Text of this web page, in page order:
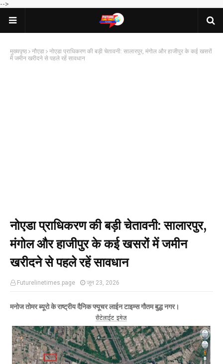
-->
मुख्यपृष्ठ नौएडा
नोएडा प्राधिकरण की बड़ी चेतावनी: सालारपुर, मंगोल और हाजीपुर के कई खसरों
में जमीन खरीदने से पहले रहें सावधान
नोएडा प्राधिकरण की बड़ी चेतावनी: सालारपुर,
मंगोल और हाजीपुर के कई खसरों में जमीन
खरीदने से पहले रहें सावधान
Futurelinetimes.page जून 23, 2026
मनोज तोमर ब्यूरो के राष्ट्रीय दैनिक फ्यूचर लाईन टाइम्स गौतम बुद्ध नगर।